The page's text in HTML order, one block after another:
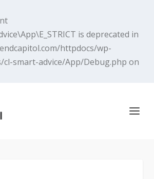
is deprecated in
httpdocs/wp-
smart-advice/App/Debug.php on